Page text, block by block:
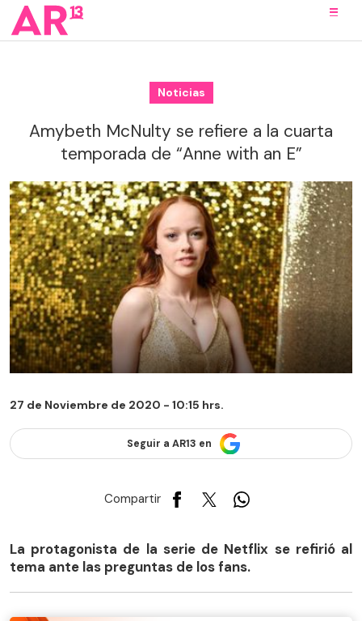
Noticias
Amybeth McNulty se refiere a la cuarta
temporada de “Anne with an E”
27 de Noviembre de 2020 - 10:15 hrs.
Seguir a AR13 en
Compartir
La protagonista de la serie de Netflix se refirió al
tema ante las preguntas de los fans.